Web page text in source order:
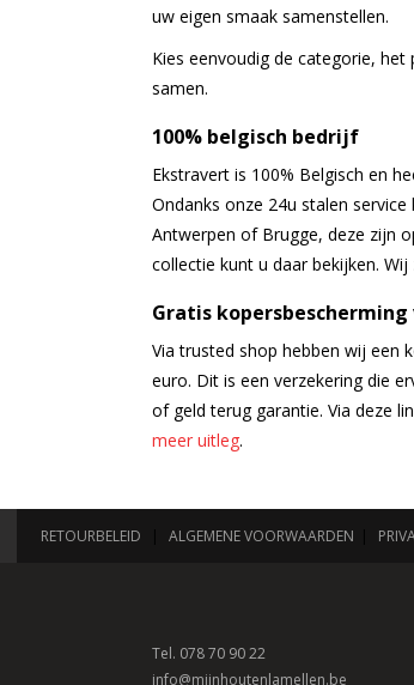
uw eigen smaak samenstellen.
Kies eenvoudig de categorie,
samen.
100% belgisch bedrijf
Ekstravert is 100% Belgisch en
Ondanks onze 24u stalen
Antwerpen of Brugge, deze zijn
collectie kunt u daar bekijken.
Gratis kopersbescherming
Via trusted shop hebben wij een
euro. Dit is een verzekering die
of geld terug garantie. Via deze
meer uitleg.
RETOURBELEID ALGEMENE VOORWAARDEN
Tel. 078 70 90 22
info@mijnhoutenlamellen.be